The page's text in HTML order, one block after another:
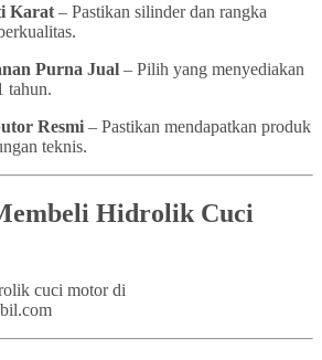
Karat – Pastikan silinder dan rangka
Purna Jual – Pilih yang menyediakan
tahun.
Resmi – Pastikan mendapatkan produk
teknis.
Hidrolik Cuci
cuci motor di